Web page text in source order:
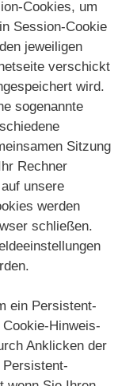
Cookies, um
Session-Cookie
jeweiligen
verschickt
wird.
sogenannte
Sitzung
Rechner
unsere
werden
schließen.
ein Persistent-
Hinweis-
Anklicken der
Persistent-